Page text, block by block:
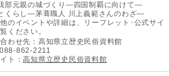
部元親の城づくり―四国制覇に向けて―
くらし―茅葺職人 川上義範さんのわざ―
のイベントや詳細は、リーフレット･公式サイ
ください。
わせ先：高知県立歴史民俗資料館
862-2211
ト：高知県立歴史民俗資料館